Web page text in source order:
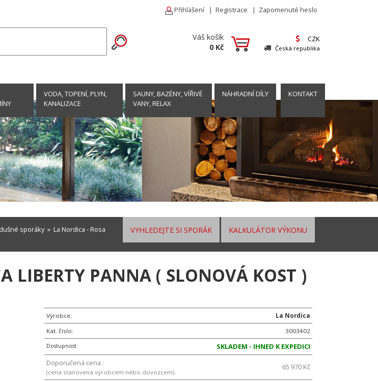
Přihlášení | Registrace | Zapomenuté heslo
Váš košík
0 Kč
CZK
Česká republika
VODA, TOPENÍ, PLYN,
KANALIZACE
SAUNY, BAZÉNY, VÍŘIVÉ
VANY, RELAX
NÁHRADNÍ DÍLY KONTAKT
KALKULÁTOR VÝKONU
VYHLEDEJTE SI SPORÁK
sporáky» La Nordica - Rosa
LIBERTY PANNA ( SLONOVÁ KOST )
Výrobce:
La Nordica
Kat. číslo:
3003402
Dostupnost:
SKLADEM - IHNED K EXPEDICI
Doporučená cena :
(cena stanovená výrobcem nebo dovozcem)
65 970 Kč